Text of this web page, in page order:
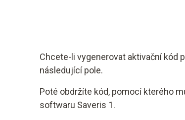
Chcete-li vygenerovat aktivační kód
následující pole.
Poté obdržíte kód, pomocí kterého
softwaru Saveris 1.